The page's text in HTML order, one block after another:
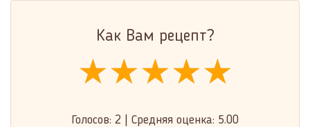
Как Вам рецепт?
★★★★★
★★★★★
★★★★★
Голосов: 2 Средняя оценка: 5.00